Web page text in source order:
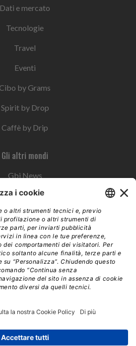
Dati e mercato
Tecnologie
Travel
Eventi
Cibo by Grams
Spirit by Drop
Caffè by Drip
Gli altri mondi
Gbi News
Instoremag
il gruppo
Edra Edizioni
Edizioni LSWR
LSWR Group
Edra Edizioni. Direzione, amministrazione,